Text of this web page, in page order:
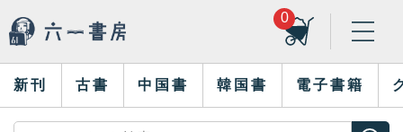
0
新刊 古書 中国書 韓国書 電子書籍